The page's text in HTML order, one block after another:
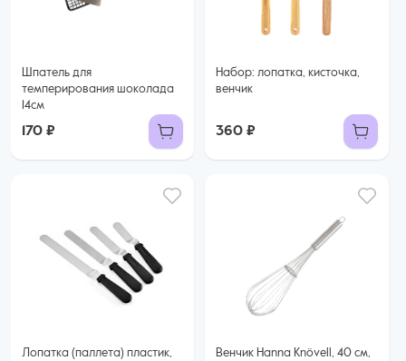
Шпатель для
темперирования шоколада
14см
170 ₽
Набор: лопатка, кисточка,
венчик
360 ₽
Лопатка (паллета) пластик,
Венчик Hanna Knövell, 40 см,